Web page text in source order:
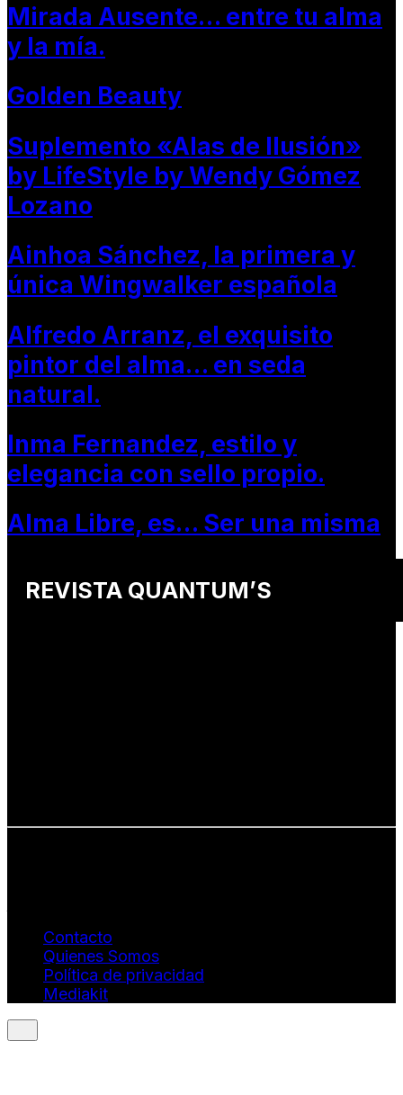
Mirada Ausente… entre tu alma
y la mía.
Golden Beauty
Suplemento «Alas de Ilusión»
by LifeStyle by Wendy Gómez
Lozano
Ainhoa Sánchez, la primera y
única Wingwalker española
Alfredo Arranz, el exquisito
pintor del alma… en seda
natural.
Inma Fernandez, estilo y
elegancia con sello propio.
Alma Libre, es… Ser una misma
REVISTA QUANTUM’S
Contacto
Quienes Somos
Política de privacidad
Mediakit